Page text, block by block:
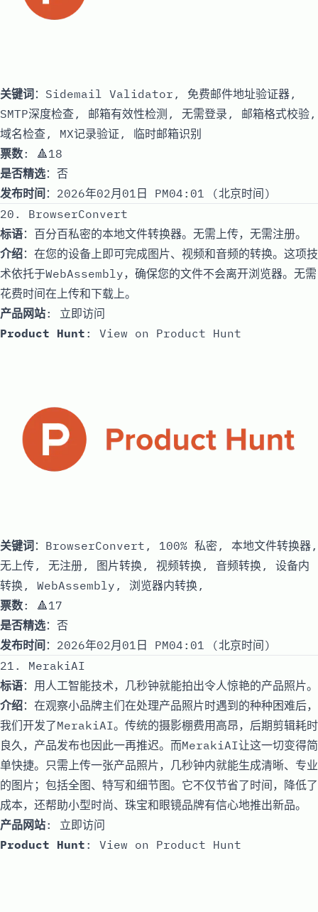
关键词 ：Sidemail Validator, 免费邮件地址验证器,
SMTP深度检查, 邮箱有效性检测, 无需登录, 邮箱格式校验,
域名检查, MX记录验证, 临时邮箱识别
票数: 🔺18
是否精选：否
发布时间 ：2026年02月01日 PM04:01 (北京时间)
20. BrowserConvert
标语：百分百私密的本地文件转换器。无需上传，无需注册。
介绍：在您的设备上即可完成图片、视频和音频的转换。这项技
术依托于WebAssembly，确保您的文件不会离开浏览器。无需
花费时间在上传和下载上。
产品网站: 立即访问
Product Hunt : View on Product Hunt
关键词：BrowserConvert, 100% 私密, 本地文件转换器,
无上传, 无注册, 图片转换, 视频转换, 音频转换, 设备内
转换, WebAssembly, 浏览器内转换,
票数: 🔺17
是否精选：否
发布时间 ：2026年02月01日 PM04:01 (北京时间)
21. MerakiAI
标语：用人工智能技术，几秒钟就能拍出令人惊艳的产品照片。
介绍：在观察小品牌主们在处理产品照片时遇到的种种困难后，
我们开发了MerakiAI。传统的摄影棚费用高昂，后期剪辑耗时
良久，产品发布也因此一再推迟。而MerakiAI让这一切变得简
单快捷。只需上传一张产品照片，几秒钟内就能生成清晰、专业
的图片；包括全图、特写和细节图。它不仅节省了时间，降低了
成本，还帮助小型时尚、珠宝和眼镜品牌有信心地推出新品。
产品网站: 立即访问
Product Hunt : View on Product Hunt